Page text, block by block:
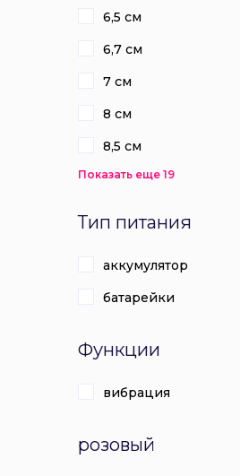
6,5 см
6,7 см
7 см
8 см
8,5 см
Показать еще 19
Тип питания
аккумулятор
батарейки
Функции
вибрация
розовый